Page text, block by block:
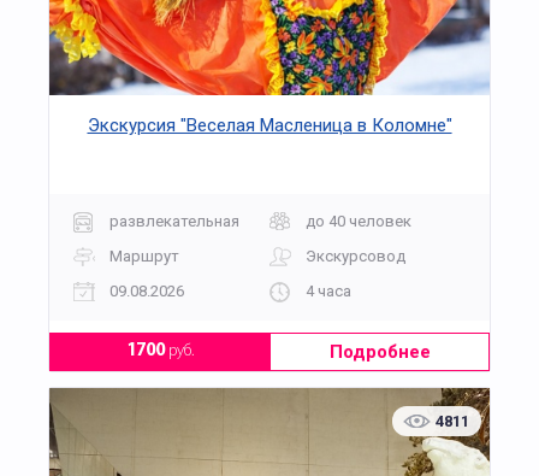
Экскурсия "Веселая Масленица в Коломне"
развлекательная
до 40 человек
Маршрут
Экскурсовод
09.08.2026
4 часа
1700руб. Подробнее
4811